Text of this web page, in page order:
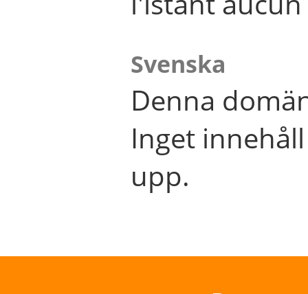
Svenska
Denna
Inget
upp.